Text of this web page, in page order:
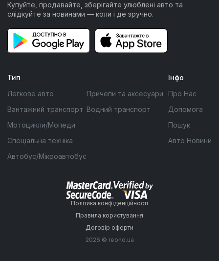
Купуйте, продавайте, зберігайте улюблені авто та
слідкуйте за новинами — коли і де зручно.
Тип
Легкове авто
Вантажний транспорт
Мотоцикли/Мопеди
Спеціальна техніка
Автобус/Мікроавтобус
Причепи та аксесуари
Водний транспорт
Інфо
Про Нас
Допомога
Пошук
Авто Новини
Політика конфіденційності
Правила користування
Договір оферти
2026 © reono.ua